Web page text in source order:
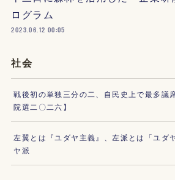
ログラム
2023.06.12 00:05
社会
戦後初の単独三分の二、自民史上で最多議
院選二〇二六】
左翼とは『ユダヤ主義』、左派とは「ユダ
ヤ派